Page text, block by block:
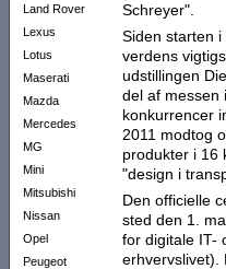
Land Rover
Lexus
Lotus
Maserati
Mazda
Mercedes
MG
Mini
Mitsubishi
Nissan
Opel
Peugeot
Schreyer".
Siden starten
verdens
udstillingen
del af messen
konkurrencer
2011 modtog
produkter i 16
"design i
Den officielle
sted den 1.
for digitale IT-
erhvervslivet).